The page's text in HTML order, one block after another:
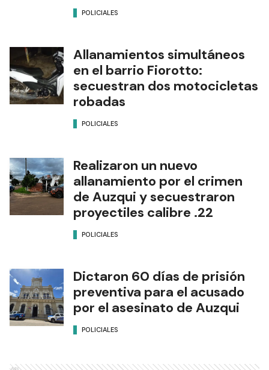
POLICIALES
Allanamientos simultáneos
en el barrio Fiorotto:
secuestran dos motocicletas
robadas
POLICIALES
Realizaron un nuevo
allanamiento por el crimen
de Auzqui y secuestraron
proyectiles calibre .22
POLICIALES
Dictaron 60 días de prisión
preventiva para el acusado
por el asesinato de Auzqui
POLICIALES
Ads